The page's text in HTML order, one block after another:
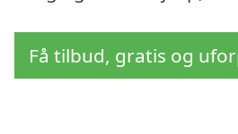
Få tilbud, gratis og